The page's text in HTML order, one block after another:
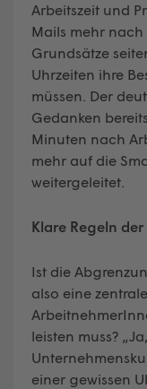
Arbeitszeit und
Mails mehr
Grundsätze
Uhrzeiten ihre
müssen. Der
Gedanken
Minuten nach
mehr auf die
weitergeleitet.
Klare Regeln
Ist die
also eine
leisten muss?
einer gewissen